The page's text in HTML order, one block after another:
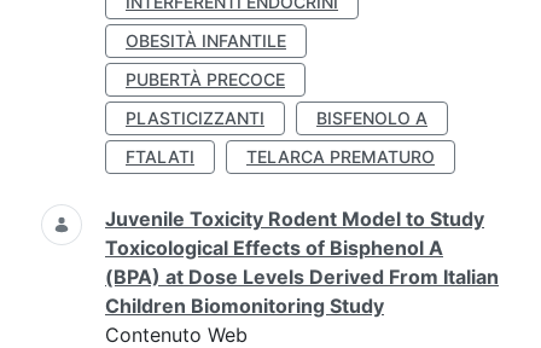
OBESITÀ INFANTILE
PUBERTÀ PRECOCE
PLASTICIZZANTI
BISFENOLO A
FTALATI
TELARCA PREMATURO
Juvenile Toxicity Rodent Model to Study
Toxicological Effects of Bisphenol A
(BPA) at Dose Levels Derived From Italian
Children Biomonitoring Study
Contenuto Web